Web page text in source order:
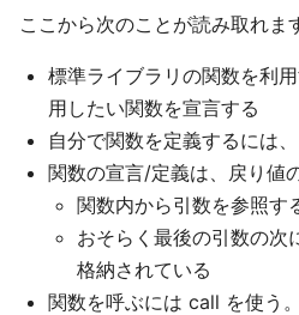
ここから次のことが読み取れま
標準ライブラリの関数を利
用したい関数を宣言する
自分で関数を定義するには
関数の宣言/定義は、戻り値
関数内から引数を参照す
おそらく最後の引数の次
格納されている
関数を呼ぶには call を使う